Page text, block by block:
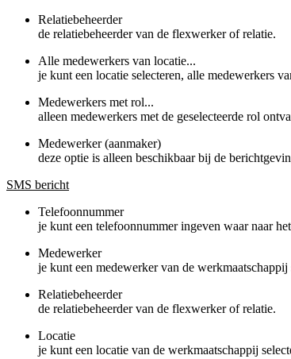
Relatiebeheerder
de relatiebeheerder van de flexwerker of relatie.
Alle medewerkers van locatie...
je kunt een locatie selecteren, alle medewerkers
Medewerkers met rol...
alleen medewerkers met de geselecteerde rol
Medewerker (aanmaker)
deze optie is alleen beschikbaar bij de
SMS bericht
Telefoonnummer
je kunt een telefoonnummer ingeven waar naar
Medewerker
je kunt een medewerker van de werkmaatschappij
Relatiebeheerder
de relatiebeheerder van de flexwerker of relatie.
Locatie
je kunt een locatie van de werkmaatschappij